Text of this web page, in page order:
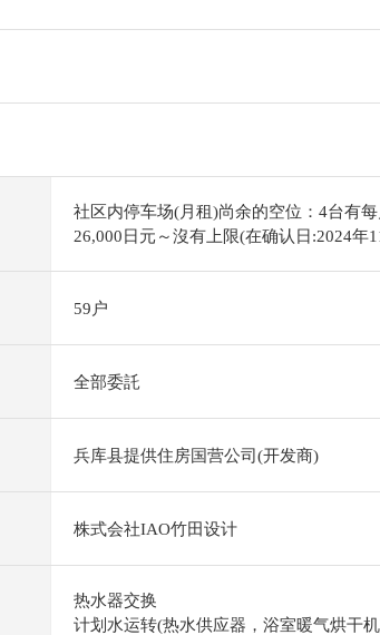
社区内停车场(月租)尚余的空位：4台有每
26,000日元～沒有上限(在确认日:2024年
59户
全部委託
兵库县提供住房国营公司(开发商)
株式会社IAO竹田设计
热水器交换
计划水运转(热水供应器，浴室暖气烘干